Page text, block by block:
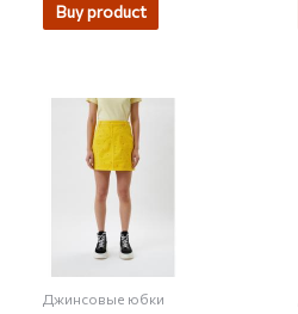
Buy product
Джинсовые юбки